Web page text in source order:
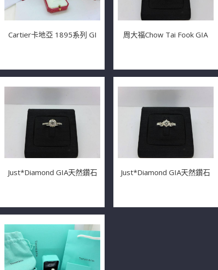
Cartier卡地亞 1895系列 GI 周大福Chow Tai Fook GIA
Just*Diamond GIA天然鑽石 Just*Diamond GIA天然鑽石